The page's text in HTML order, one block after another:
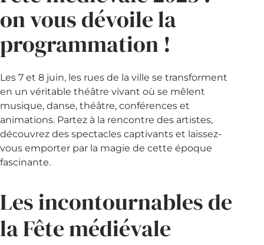
on vous dévoile la
programmation !
Les 7 et 8 juin, les rues de la ville se transforment
en un véritable théâtre vivant où se mêlent
musique, danse, théâtre, conférences et
animations. Partez à la rencontre des artistes,
découvrez des spectacles captivants et laissez-
vous emporter par la magie de cette époque
fascinante.
Les incontournables de
la Fête médiévale